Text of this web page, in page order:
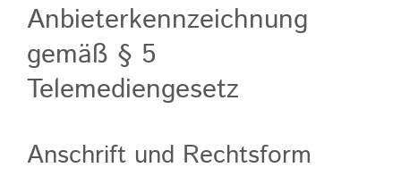
Anbieterkennzeichnung
gemäß § 5
Telemediengesetz
Anschrift und Rechtsform